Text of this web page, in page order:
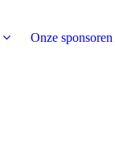
Onze sponsoren